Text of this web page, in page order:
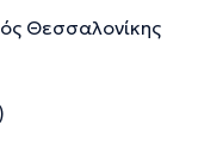
Θεσσαλονίκης